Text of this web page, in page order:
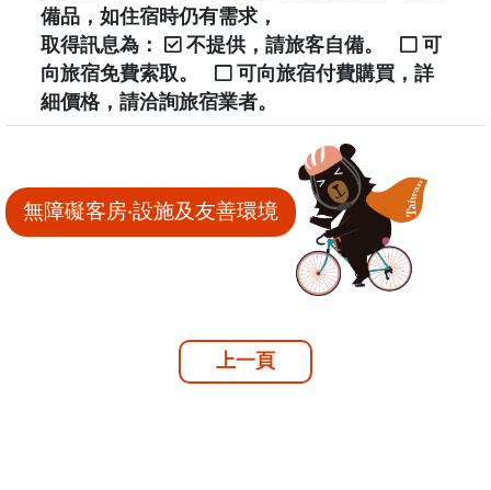
備品，如住宿時仍有需求，
取得訊息為：
不提供，請旅客自備。
可
向旅宿免費索取。
可向旅宿付費購買，詳
細價格，請洽詢旅宿業者。
無障礙客房‧設施及友善環境
上一頁